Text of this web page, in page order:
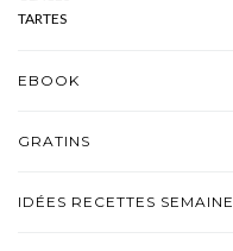
TARTES
EBOOK
GRATINS
IDÉES RECETTES SEMAINE